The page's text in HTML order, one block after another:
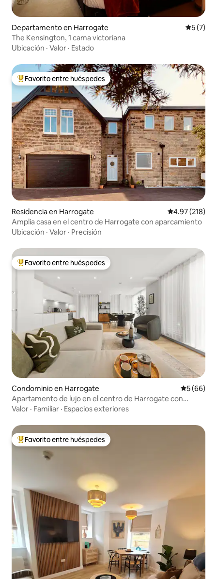
Departamento en Harrogate
5 (7)
The Kensington, 1 cama victoriana
Ubicación · Valor · Estado
De los mejores en Favorito entre huéspedes
Favorito entre huéspedes
Residencia en Harrogate Calificación
4.97 (218)
Amplia casa en el centro de Harrogate con aparcamiento
Ubicación · Valor · Precisión
De los mejores en Favorito entre huéspedes
Favorito entre huéspedes
Condominio en Harrogate
5 (66)
Apartamento de lujo en el centro de Harrogate con
aparcamiento y balcón
Valor · Familiar · Espacios exteriores
De los mejores en Favorito entre huéspedes
Favorito entre huéspedes